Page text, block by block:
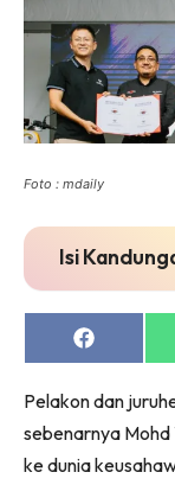
Foto : mdaily
Isi
Share
on
Pelakon dan
sebenarnya Mohd
ke dunia